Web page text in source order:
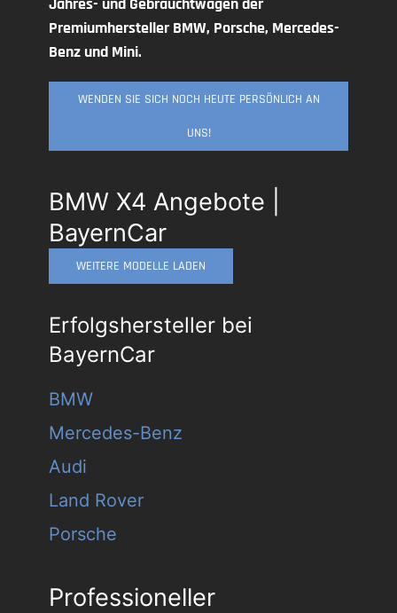
Premiumhersteller BMW, Porsche, Mercedes-
Benz und Mini.
WENDEN SIE SICH NOCH HEUTE PERSÖNLICH AN
UNS!
BMW X4 Angebote |
BayernCar
WEITERE MODELLE LADEN
Erfolgshersteller bei
BayernCar
BMW
Mercedes-Benz
Audi
Land Rover
Porsche
Professioneller